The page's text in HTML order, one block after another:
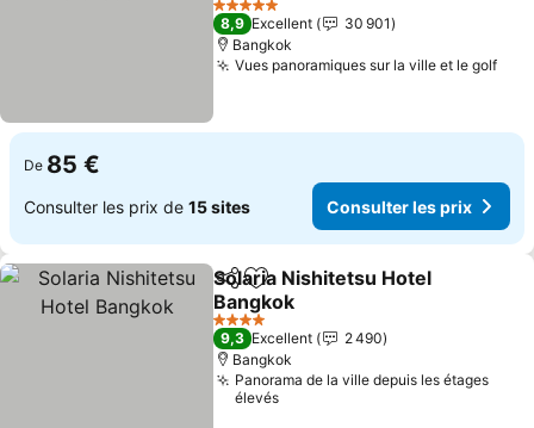
5 Étoiles
8,9 Excellent
30 901
Bangkok
Vues panoramiques sur la ville et le golf
De 85 €
Consulter les prix de 15 sites Consulter les prix
PartagerAjouter à mes favoris
Solaria Nishitetsu Hotel
Bangkok
4 Étoiles
9,3 Excellent
2 490
Bangkok
Panorama de la ville depuis les étages
élevés